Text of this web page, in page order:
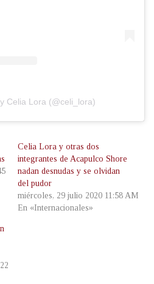
Celia Lora (@celi_lora)
Celia Lora y otras dos
integrantes de Acapulco Shore
nadan desnudas y se olvidan
del pudor
miércoles, 29 julio 2020 11:58 AM
En «Internacionales»